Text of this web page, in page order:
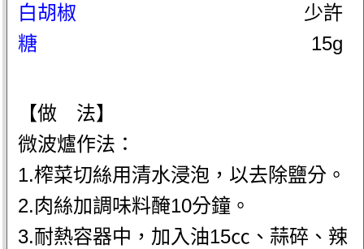
白胡椒
少許
糖
15g
【做 法】
微波爐作法：
1.榨菜切絲用清水浸泡，以去除鹽分。
2.肉絲加調味料醃10分鐘。
3.耐熱容器中，加入油15㏄、蒜碎、辣